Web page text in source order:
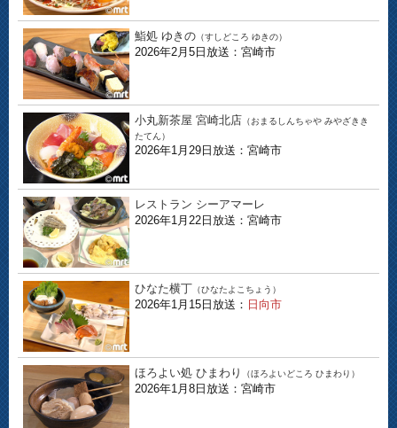
鮨処 ゆきの （すしどころ ゆきの）
2026年2月5日放送：宮崎市
小丸新茶屋 宮崎北店 （おまるしんちゃや みやざきき
たてん）
2026年1月29日放送：宮崎市
レストラン シーアマーレ
2026年1月22日放送：宮崎市
ひなた横丁 （ひなたよこちょう）
2026年1月15日放送： 日向市
ほろよい処 ひまわり （ほろよいどころ ひまわり）
2026年1月8日放送：宮崎市